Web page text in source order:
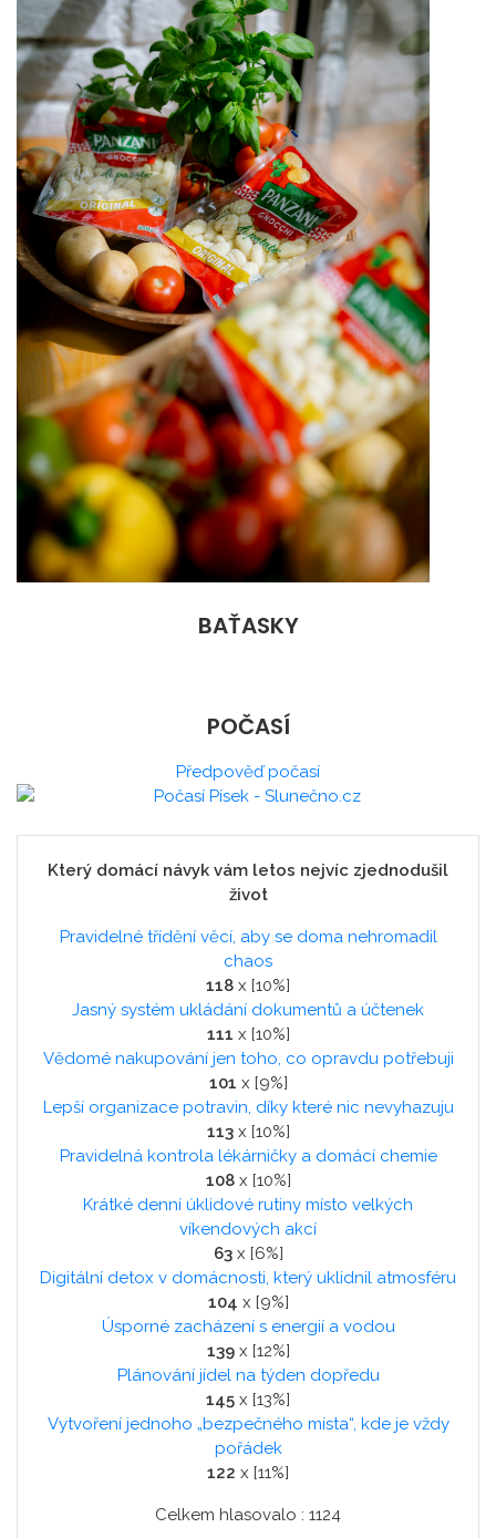
BAŤASKY
POČASÍ
Předpověď počasí
Který domácí návyk vám letos nejvíc zjednodušil
život
Pravidelné třídění věcí, aby se doma nehromadil
chaos
118 x [10%]
Jasný systém ukládání dokumentů a účtenek
111 x [10%]
Vědomé nakupování jen toho, co opravdu potřebuji
101 x [9%]
Lepší organizace potravin, díky které nic nevyhazuju
113x [10%]
Pravidelná kontrola lékárničky a domácí chemie
108x [10%]
Krátké denní úklidové rutiny místo velkých
víkendových akcí
63x [6%]
Digitální detox v domácnosti, který uklidnil atmosféru
104 x [9%]
Úsporné zacházení s energií a vodou
139x [12%]
Plánování jídel na týden dopředu
145 x [13%]
Vytvoření jednoho „bezpečného místa“, kde je vždy
pořádek
122 x [11%]
Celkem hlasovalo : 1124